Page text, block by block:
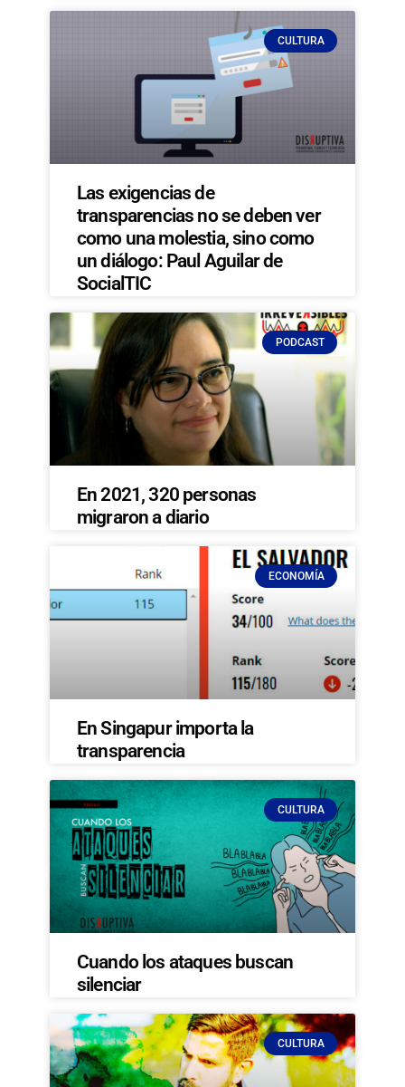
CULTURA
Las exigencias de
transparencias no se deben ver
como una molestia, sino como
un diálogo: Paul Aguilar de
SocialTIC
PODCAST
En 2021, 320 personas
migraron a diario
ECONOMÍA
En Singapur importa la
transparencia
CULTURA
Cuando los ataques buscan
silenciar
CULTURA